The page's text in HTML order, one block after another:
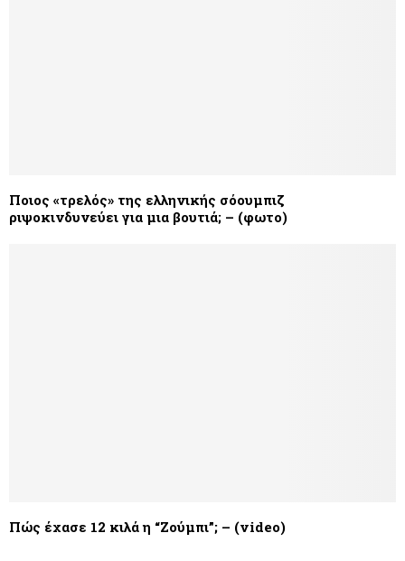
Ποιος «τρελός» της ελληνικής σόουμπιζ
ριψοκινδυνεύει για μια βουτιά; – (φωτο)
Πώς έχασε 12 κιλά η “Ζούμπι”; – (video)